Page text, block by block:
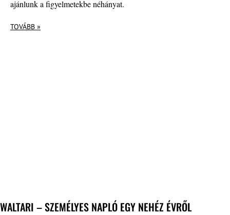
ajánlunk a figyelmetekbe néhányat.
TOVÁBB »
WALTARI – SZEMÉLYES NAPLÓ EGY NEHÉZ ÉVRŐL